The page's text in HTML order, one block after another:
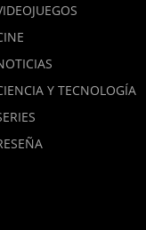
Y TECNOLOGÍA